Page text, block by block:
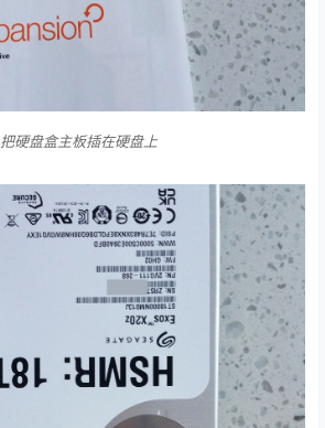
把硬盘盒主板插在硬盘上